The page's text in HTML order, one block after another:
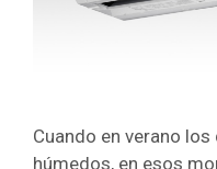
Cuando en verano
húmedos, en esos